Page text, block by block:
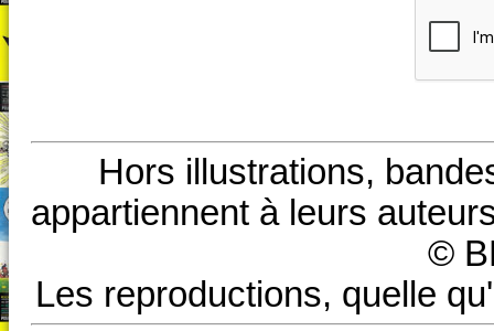
Hors illustrations,
appartiennent à leurs
©
Les reproductions, quelle